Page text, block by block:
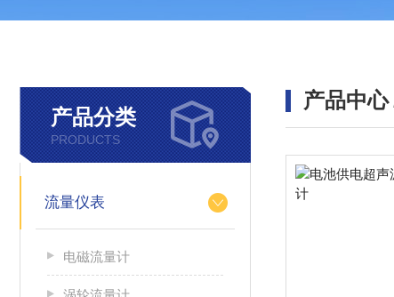
产品分类
PRODUCTS
流量仪表
电磁流量计
产品中心